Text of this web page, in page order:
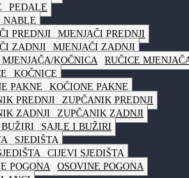
PEDALE
NABLE
MJENJAČI PREDNJI
MJENJAČI ZADNJI
RUČICE
KOČNICE
KOČIONE PAKNE
ZUPČANIK PREDNJI
ZUPČANIK ZADNJI
SAJLE I BUŽIRI
SJEDIŠTA
CIJEVI SJEDIŠTA
OSOVINE POGONA